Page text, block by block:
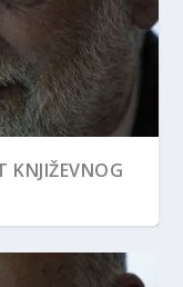
KNJIŽEVNOG